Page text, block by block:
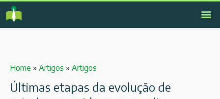
Home » Artigos » Artigos
Últimas etapas da evolução de